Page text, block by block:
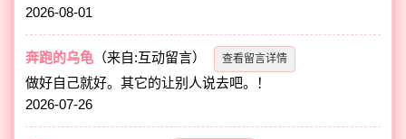
2026-08-01
奔跑的乌龟 （来自:互动留言） 查看留言详情
做好自己就好。其它的让别人说去吧。！
2026-07-26